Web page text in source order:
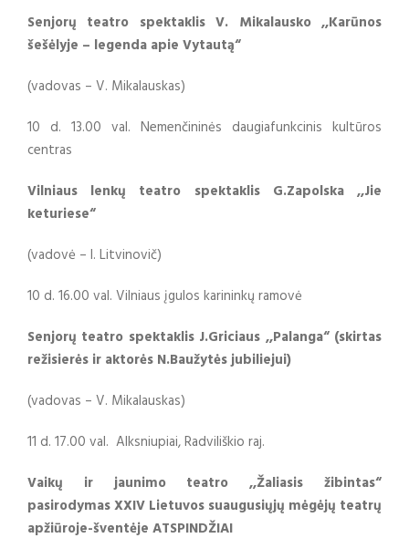
Senjorų teatro spektaklis V. Mikalausko ,,Karūnos
šešėlyje – legenda apie Vytautą“
(vadovas – V. Mikalauskas)
10 d. 13.00 val. Nemenčininės daugiafunkcinis kultūros
centras
Vilniaus lenkų teatro spektaklis G.Zapolska ,,Jie
keturiese“
(vadovė – I. Litvinovič)
10 d. 16.00 val. Vilniaus įgulos karininkų ramovė
Senjorų teatro spektaklis J.Griciaus ,,Palanga“ (skirtas
režisierės ir aktorės N.Baužytės jubiliejui)
(vadovas – V. Mikalauskas)
11 d. 17.00 val. Alksniupiai, Radviliškio raj.
Vaikų ir jaunimo teatro ,,Žaliasis žibintas“
pasirodymas XXIV Lietuvos suaugusiųjų mėgėjų teatrų
apžiūroje-šventėje ATSPINDŽIAI